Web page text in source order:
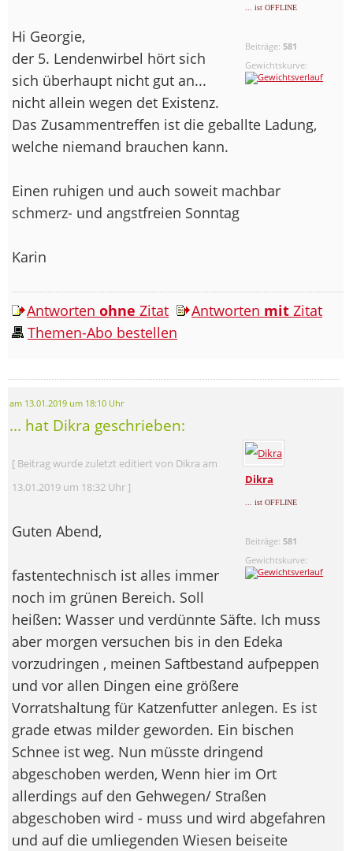
... ist OFFLINE
Beiträge:581
Gewichtskurve:
Hi Georgie,
der 5. Lendenwirbel hört sich
sich überhaupt nicht gut an...
nicht allein wegen det Existenz.
Das Zusammentreffen ist die geballte Ladung,
welche niemand brauchen kann.
Einen ruhigen und auch soweit machbar
schmerz- und angstfreien Sonntag
Karin
Antworten ohne Zitat Antworten mit Zitat
Themen-Abo bestellen
am 13.01.2019 um 18:10 Uhr
... hat Dikra geschrieben:
Dikra
... ist OFFLINE
Beiträge: 581
Gewichtskurve:
[ Beitrag wurde zuletzt editiert von Dikra am
13.01.2019 um 18:32 Uhr ]
Guten Abend,
fastentechnisch ist alles immer
noch im grünen Bereich. Soll
heißen: Wasser und verdünnte Säfte. Ich muss
aber morgen versuchen bis in den Edeka
vorzudringen , meinen Saftbestand aufpeppen
und vor allen Dingen eine größere
Vorratshaltung für Katzenfutter anlegen. Es ist
grade etwas milder geworden. Ein bischen
Schnee ist weg. Nun müsste dringend
abgeschoben werden, Wenn hier im Ort
allerdings auf den Gehwegen/ Straßen
abgeschoben wird - muss und wird abgefahren
und auf die umliegenden Wiesen beiseite